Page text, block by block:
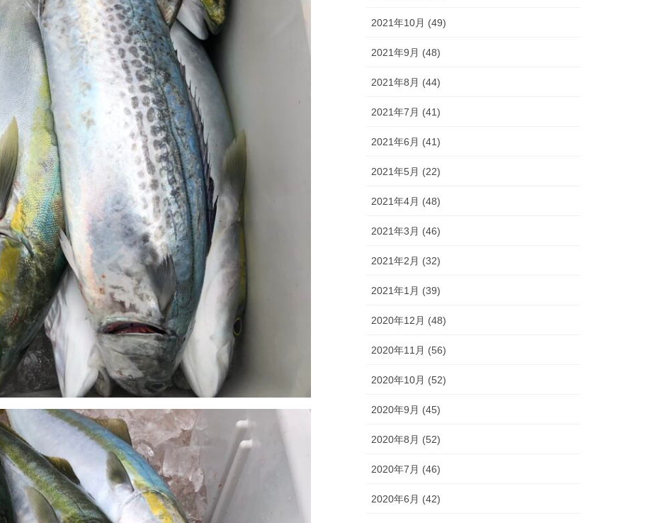
2021年10月 (49)
2021年9月 (48)
2021年8月 (44)
2021年7月 (41)
2021年6月 (41)
2021年5月 (22)
2021年4月 (48)
2021年3月 (46)
2021年2月 (32)
2021年1月 (39)
2020年12月 (48)
2020年11月 (56)
2020年10月 (52)
2020年9月 (45)
2020年8月 (52)
2020年7月 (46)
2020年6月 (42)